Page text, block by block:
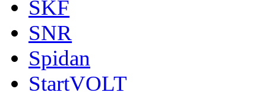
SKF
SNR
Spidan
StartVOLT